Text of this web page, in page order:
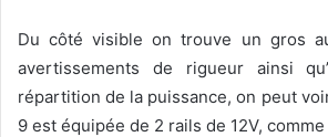
Du côté visible on trouve un gros
avertissements de rigueur ainsi
répartition de la puissance, on peut
9 est équipée de 2 rails de 12V,